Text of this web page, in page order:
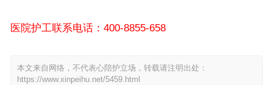
医院护工联系电话：400-8855-658
本文来自网络，不代表心陪护立场，转载请注明出处：
https://www.xinpeihu.net/5459.html